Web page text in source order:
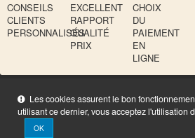
Les cookies assurent le bon
utilisant ce dernier, vous acceptez l'utilisation
OK
CONSEILS
CLIENTS
PERSONNALISÉS
EXCELLENT
RAPPORT
QUALITÉ
PRIX
CHOIX
DU
PAIEMENT
EN
LIGNE